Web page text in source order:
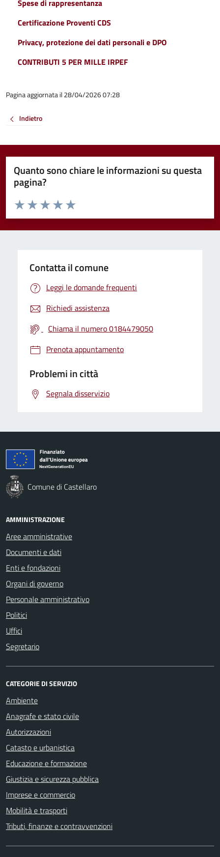
Spese di rappresentanza
Certificazione Proventi CDS
Privacy, protezione dei dati personali e DPO
CONTRIBUTI 5 PER MILLE IRPEF
Pagina aggiornata il 28/04/2026 07:28
Indietro
Quanto sono chiare le informazioni su questa
pagina?
Valuta da 1 a 5 stelle la pagina
Valuta 5 stelle su 5
Valuta 4 stelle su 5
Valuta 3 stelle su 5
Valuta 2 stelle su 5
Valuta 1 stelle su 5
Contatta il comune
Leggi le domande frequenti
Richiedi assistenza
Chiama il numero 0184479050
Prenota appuntamento
Problemi in città
Segnala disservizio
Comune di Castellaro
AMMINISTRAZIONE
Aree amministrative
Documenti e dati
Enti e fondazioni
Organi di governo
Personale amministrativo
Politici
Uffici
Segretario
CATEGORIE DI SERVIZIO
Ambiente
Anagrafe e stato civile
Autorizzazioni
Catasto e urbanistica
Educazione e formazione
Giustizia e sicurezza pubblica
Imprese e commercio
Mobilità e trasporti
Tributi, finanze e contravvenzioni